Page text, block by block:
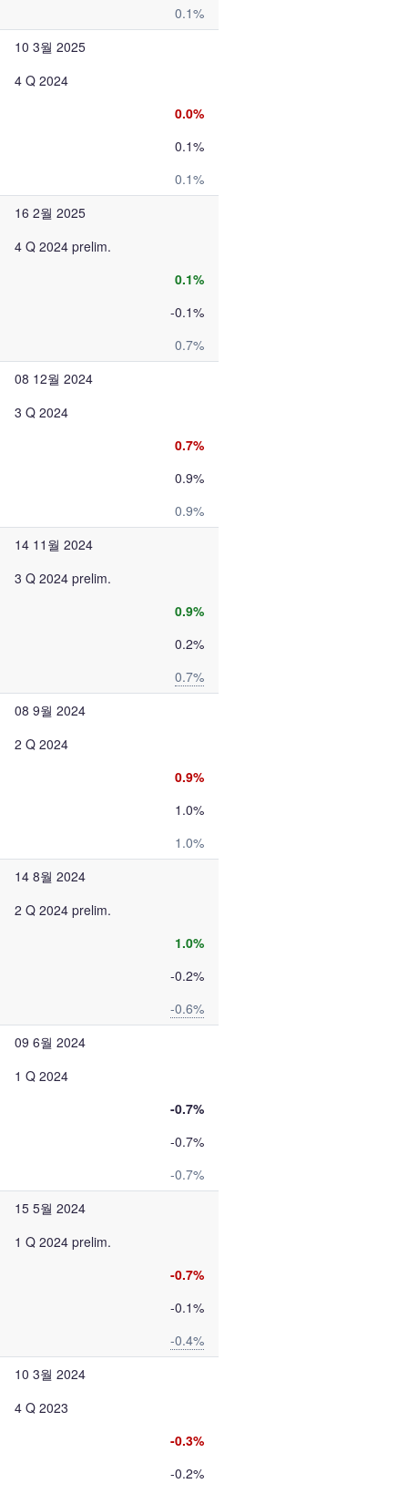
0.1%
10 3월 2025
4 Q 2024
0.0%
0.1%
0.1%
16 2월 2025
4 Q 2024 prelim.
0.1%
-0.1%
0.7%
08 12월 2024
3 Q 2024
0.7%
0.9%
0.9%
14 11월 2024
3 Q 2024 prelim.
0.9%
0.2%
0.7%
08 9월 2024
2 Q 2024
0.9%
1.0%
1.0%
14 8월 2024
2 Q 2024 prelim.
1.0%
-0.2%
-0.6%
09 6월 2024
1 Q 2024
-0.7%
-0.7%
-0.7%
15 5월 2024
1 Q 2024 prelim.
-0.7%
-0.1%
-0.4%
10 3월 2024
4 Q 2023
-0.3%
-0.2%